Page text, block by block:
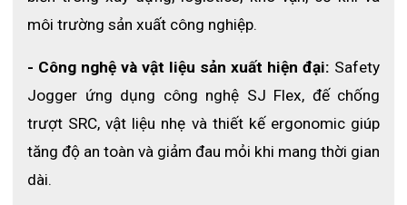
sạch và phơi trong môi trường khô ráo.
linh hoạt. Với khả năng kháng khuẩn thì sản phẩm trở thành một
giải pháp an toàn và hiệu quả cho các ứng dụng môi trường ẩm
ướt như làm sạch hoặc giúp đỡ bệnh nhân vào phòng tắm.
✔ Giày Sonic được thiết kế để tuân thủ các tiêu chuẩn phòng
sạch như SO Class, Cleanroom Class hay GMP (Good
Manufacturing Practice) để đảm bảo an toàn và sạch trong quá
môi trường sản xuất công nghiệp.
- Công nghệ và vật liệu sản xuất hiện đại: Safety
Jogger ứng dụng công nghệ SJ Flex, đế chống
trượt SRC, vật liệu nhẹ và thiết kế ergonomic giúp
tăng độ an toàn và giảm đau mỏi khi mang thời gian
dài.